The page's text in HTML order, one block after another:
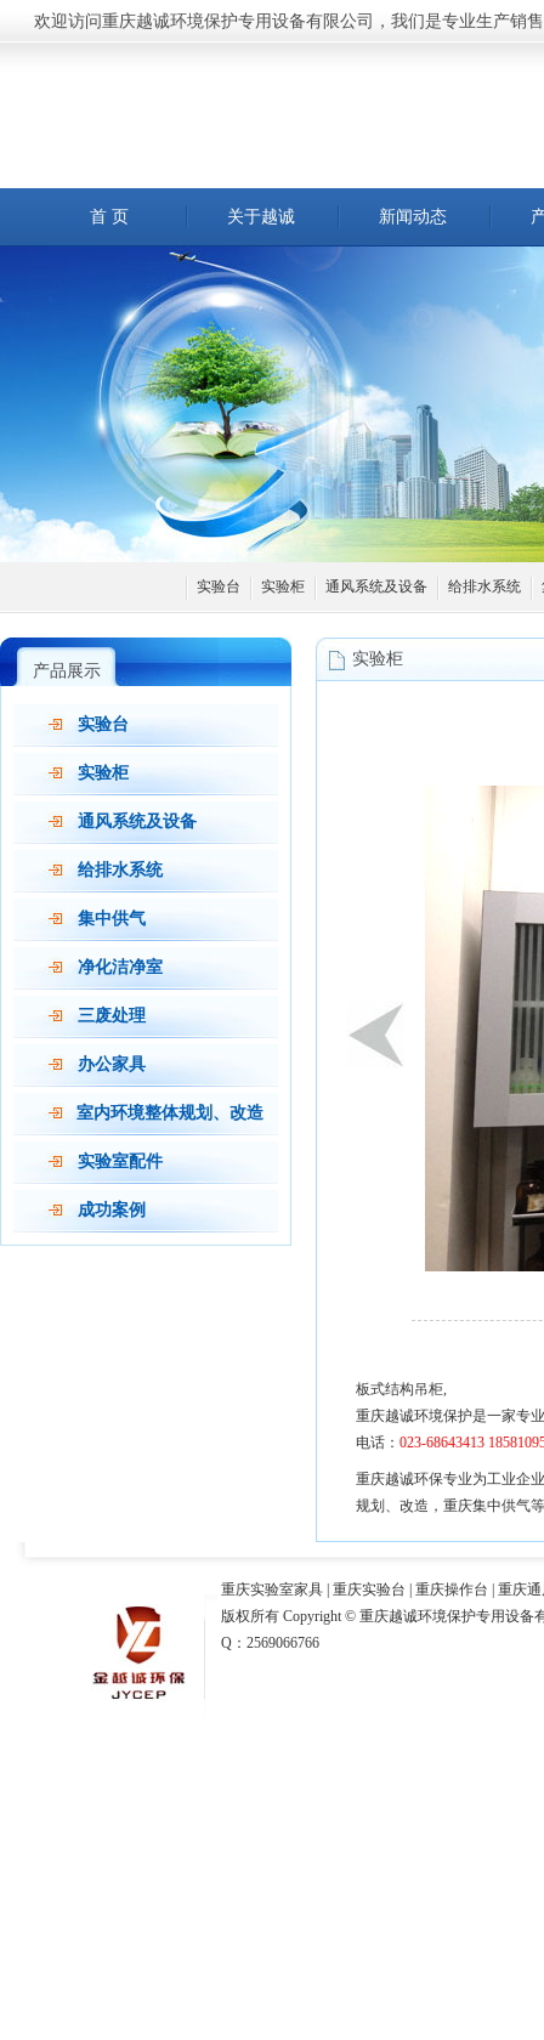
欢迎访问重庆越诚环境保护专用设备有限公司，我们是专业生产销
首 页 关于越诚 新闻动态
实验台 实验柜 通风系统及设备 给排水系统
产品展示
实验台
实验柜
通风系统及设备
给排水系统
集中供气
净化洁净室
三废处理
办公家具
室内环境整体规划、改造
实验室配件
成功案例
实验柜
板式结构吊柜,
重庆越诚环境保护是一家专业
电话： 023-68643413
重庆越诚环保专业为工业企
规划、改造 ， 重庆集中供气
重庆实验室家具 重庆实验台 重庆操作台
重庆
版权所有 Copyright © 重庆越诚环境保护专用设备
Q：2569066766